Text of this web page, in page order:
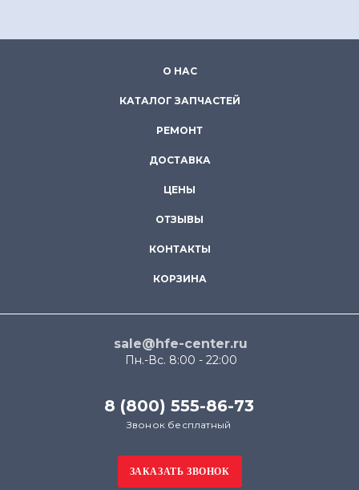
О НАС
КАТАЛОГ ЗАПЧАСТЕЙ
РЕМОНТ
ДОСТАВКА
ЦЕНЫ
ОТЗЫВЫ
КОНТАКТЫ
КОРЗИНА
sale@hfe-center.ru
Пн.-Вс. 8:00 - 22:00
8 (800) 555-86-73
Звонок бесплатный